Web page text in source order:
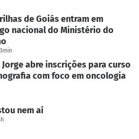
de Goiás entram em
nacional do Ministério do
abre inscrições para curso
com foco em oncologia
nem aí